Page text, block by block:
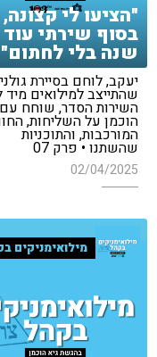
"הציעו לי קצונה,
בסוף שירתי עוד
שנה בלי לחתום"
יעקב, לוחם בסיירת גולני
שהתייצב למילואים
השירות הסדר, שוחח
הוכמן על השליחות,
המורכבות, והתוכניות
שהשתנו • פרק 07
02/04/2025
מילואימניקים